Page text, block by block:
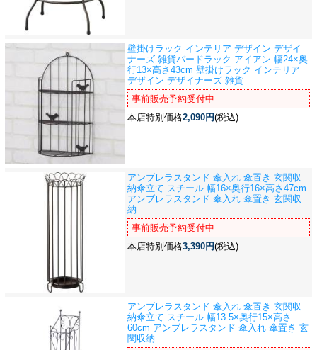
壁掛けラック インテリア デザイン デザイ
ナーズ 雑貨バードラック アイアン 幅24×奥
行13×高さ43cm 壁掛けラック インテリア
デザイン デザイナーズ 雑貨
事前販売予約受付中
本店特別価格2,090円(税込)
アンブレラスタンド 傘入れ 傘置き 玄関収
納傘立て スチール 幅16×奥行16×高さ47cm
アンブレラスタンド 傘入れ 傘置き 玄関収
納
事前販売予約受付中
本店特別価格3,390円(税込)
アンブレラスタンド 傘入れ 傘置き 玄関収
納傘立て スチール 幅13.5×奥行15×高さ
60cm アンブレラスタンド 傘入れ 傘置き 玄
関収納